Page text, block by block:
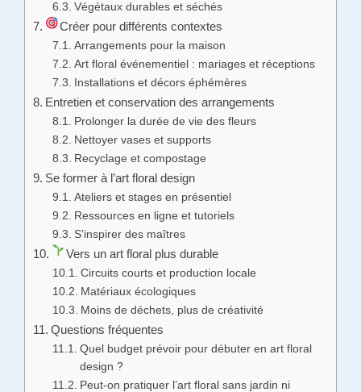
Végétaux durables et séchés
Créer pour différents contextes
Arrangements pour la maison
Art floral événementiel : mariages et réceptions
Installations et décors éphémères
Entretien et conservation des arrangements
Prolonger la durée de vie des fleurs
Nettoyer vases et supports
Recyclage et compostage
Se former à l’art floral design
Ateliers et stages en présentiel
Ressources en ligne et tutoriels
S’inspirer des maîtres
Vers un art floral plus durable
Circuits courts et production locale
Matériaux écologiques
Moins de déchets, plus de créativité
Questions fréquentes
Quel budget prévoir pour débuter en art floral
design ?
Peut-on pratiquer l’art floral sans jardin ni